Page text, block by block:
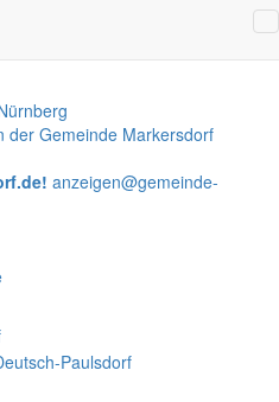
anzeigen@gemeinde-
Paulsdorf